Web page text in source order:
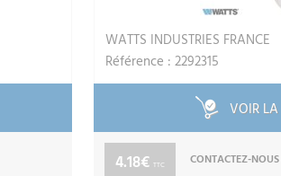
WATTS INDUSTRIES FRANCE
Référence : 2292315
VOIR
4.18€ TTC CONTACTEZ-NOUS